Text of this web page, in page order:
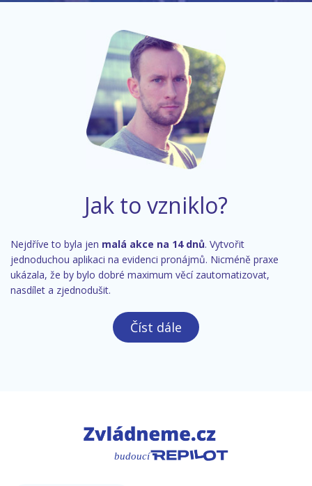
Jak to vzniklo?
Nejdříve to byla jen malá akce na 14 dnů. Vytvořit
jednoduchou aplikaci na evidenci pronájmů. Nicméně praxe
ukázala, že by bylo dobré maximum věcí zautomatizovat,
nasdílet a zjednodušit.
Číst dále